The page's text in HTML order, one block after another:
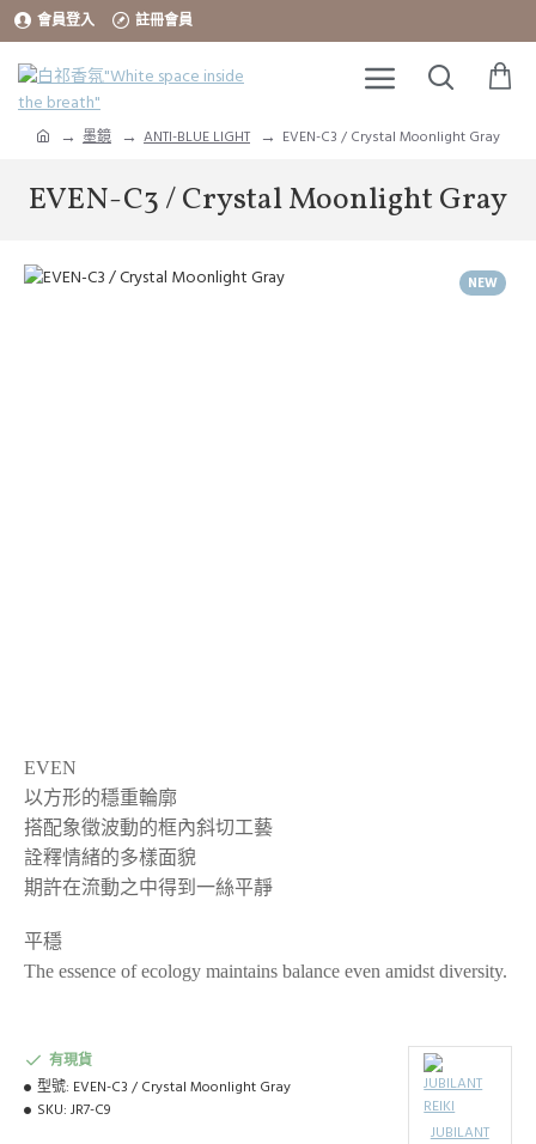
會員登入 註冊會員
墨鏡 ANTI-BLUE LIGHT EVEN-C3 / Crystal Moonlight Gray
EVEN-C3 / Crystal Moonlight Gray
NEW
EVEN
以方形的穩重輪廓
搭配象徵波動的框內斜切工藝
詮釋情緒的多樣面貌
期許在流動之中得到一絲平靜
平穩
The essence of ecology maintains balance even amidst diversity.
有現貨
型號: EVEN-C3 / Crystal Moonlight Gray
SKU: JR7-C9
JUBILANT